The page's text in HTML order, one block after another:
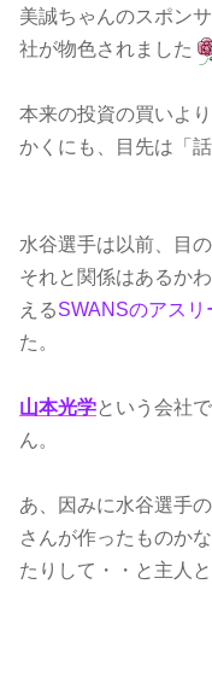
美誠ちゃんのスポン
社が物色されました
本来の投資の買いよ
かくにも、目先は「
水谷選手は以前、目
それと関係はあるか
えるSWANSのアスリ
た。
山本光学という会社
ん。
あ、因みに水谷選手
さんが作ったものか
たりして・・と主人